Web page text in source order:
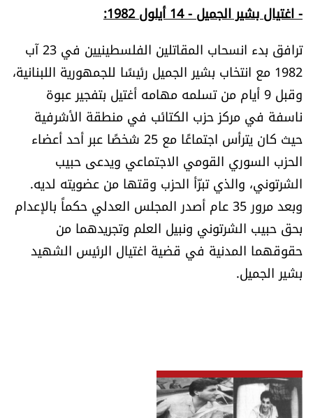
- اغتيال بشير الجميل - 14 أيلول 1982:
ترافق بدء انسحاب المقاتلين الفلسطينيين في 23 آب
1982 مع انتخاب بشير الجميل رئيسًا للجمهورية اللبنانية،
وقبل 9 أيام من تسلمه مهامه أغتيل بتفجير عبوة
ناسفة في مركز حزب الكتائب في منطقة الأشرفية
حيث كان يترأس اجتماعًا مع 25 شخصًا عبر أحد أعضاء
الحزب السوري القومي الاجتماعي ويدعى حبيب
الشرتوني، والذي تبرّأ الحزب وقتها من عضويته لديه.
وبعد مرور 35 عام أصدر المجلس العدلي حكماً بالإعدام
بحق حبيب الشرتوني ونبيل العلم وتجريدهما من
حقوقهما المدنية في قضية اغتيال الرئيس الشهيد
بشير الجميل.